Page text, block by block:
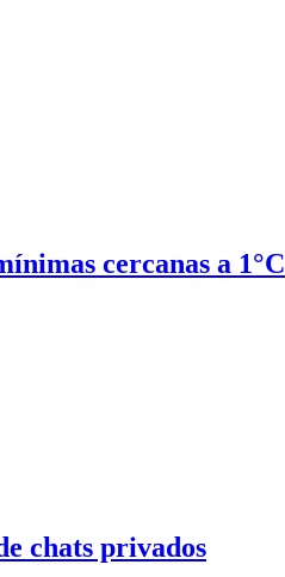
cercanas a 1°C
chats privados